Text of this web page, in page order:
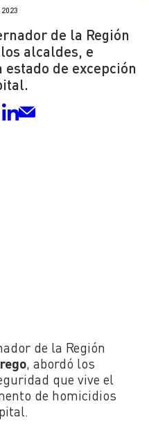
2023
de la Región
alcaldes, e
de excepción
de la Región
, abordó los
que vive el
de homicidios